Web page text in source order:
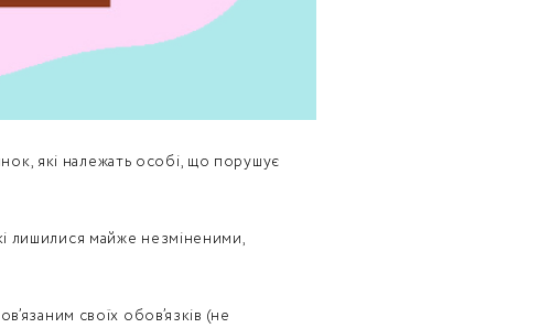
які належать особі, що порушує
лишилися майже незміненими,
своїх обов’язків (не